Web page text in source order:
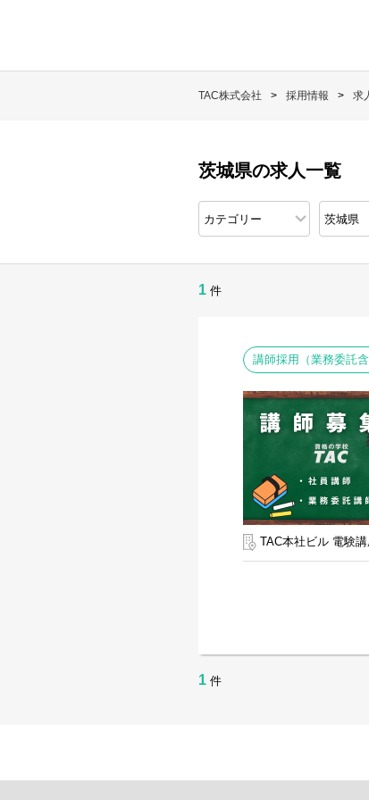
TAC株式会社 採用情報 求
茨城県の求人一覧
1 件
講師採用（業務委託含
TAC本社ビル 電験講
1 件